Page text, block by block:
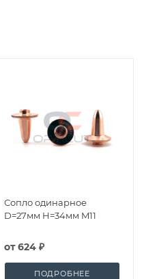
Сопло одинарное
D=27мм H=34мм M11
от624 ₽
ПОДРОБНЕЕ